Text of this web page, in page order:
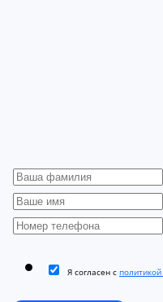
Я согласен с